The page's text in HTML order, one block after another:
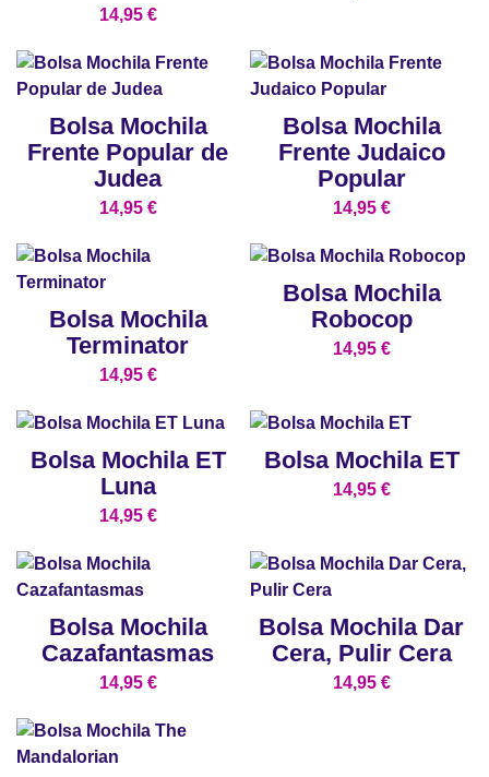
14,95 €
Bolsa Mochila
Frente Popular de
Judea
14,95 €
Bolsa Mochila
Frente Judaico
Popular
14,95 €
Bolsa Mochila
Terminator
14,95 €
Bolsa Mochila
Robocop
14,95 €
Bolsa Mochila ET
Luna
14,95 €
Bolsa Mochila ET
14,95 €
Bolsa Mochila
Cazafantasmas
14,95 €
Bolsa Mochila Dar
Cera, Pulir Cera
14,95 €